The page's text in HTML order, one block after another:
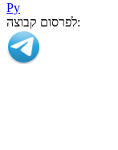
Ру
לפרסום קבוצה: